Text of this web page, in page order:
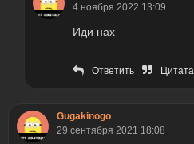
4 ноября 2022 13:09
Иди нах
Ответить Цитата
Gugakinogo
29 сентября 2021 18:08